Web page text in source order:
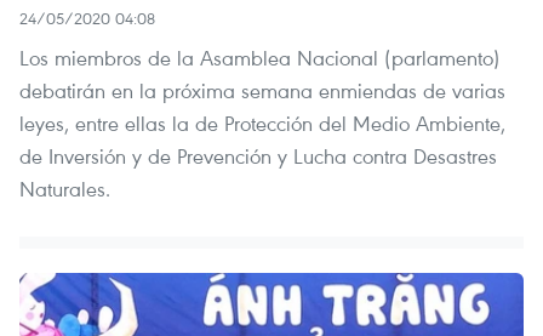
24/05/2020 04:08
Los miembros de la Asamblea Nacional (parlamento)
debatirán en la próxima semana enmiendas de varias
leyes, entre ellas la de Protección del Medio Ambiente,
de Inversión y de Prevención y Lucha contra Desastres
Naturales.